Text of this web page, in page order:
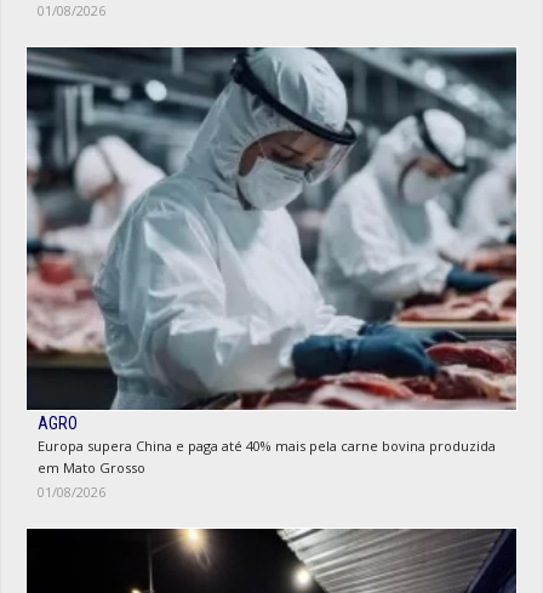
01/08/2026
AGRO
Europa supera China e paga até 40% mais pela carne bovina produzida
em Mato Grosso
01/08/2026